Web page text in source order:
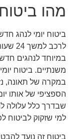
מהו
ביטוח יומי לנהג
לרכב
במיוחד לנהגים
משנתיים. ביטוח
במקרה של תאונה,
הספציפי של אותו
שבדרך כלל עלולה
למי שזקוק לביטוח
ביטוח זה נועד